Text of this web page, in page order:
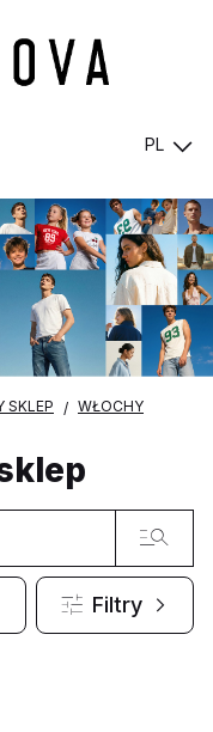
PL
SKLEP
WŁOCHY
Filtry